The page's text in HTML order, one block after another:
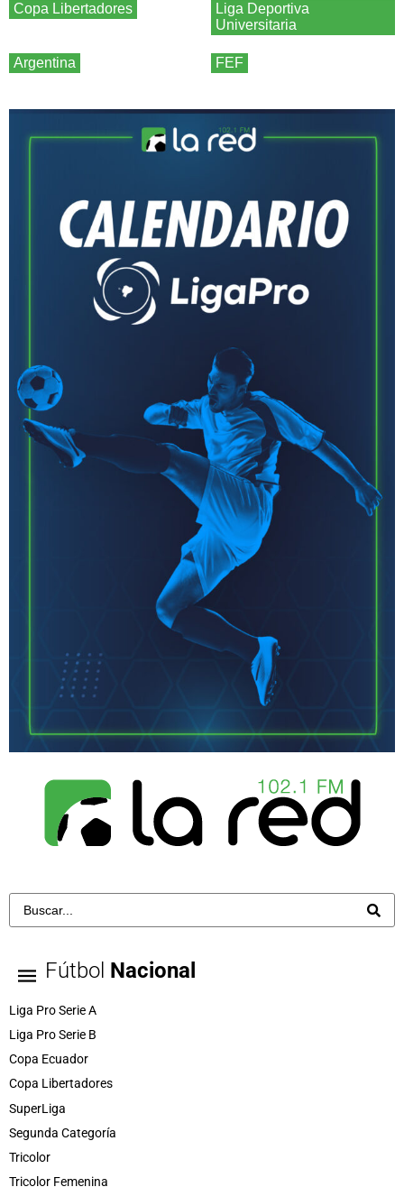
Copa Libertadores
Liga Deportiva
Universitaria
Argentina FEF
Fútbol Nacional
Liga Pro Serie A
Liga Pro Serie B
Copa Ecuador
Copa Libertadores
SuperLiga
Segunda Categoría
Tricolor
Tricolor Femenina